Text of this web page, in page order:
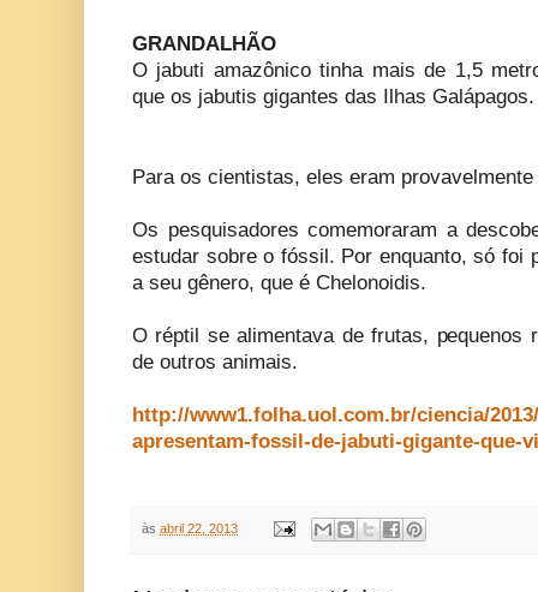
GRANDALHÃO
O jabuti amazônico tinha mais de 1,5
que os jabutis gigantes das Ilhas Galápagos.
Para os cientistas, eles eram
Os pesquisadores comemoraram a
estudar sobre o fóssil. Por enquanto, só foi
a seu gênero, que é Chelonoidis.
O réptil se alimentava de frutas, pequenos
de outros animais.
http://www1.folha.uol.com.br/ciencia/
apresentam-fossil-de-jabuti-gigante-que-
às abril 22, 2013